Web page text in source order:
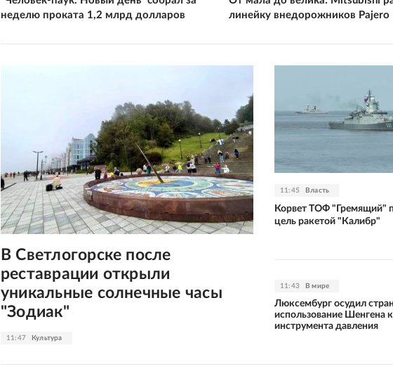
неделю проката 1,2 млрд долларов
линейку внедорожников Pajero
11:47 Культура
В Светлогорске после
реставрации открыли
уникальные солнечные часы
"Зодиак"
11:45 Власть
Корвет ТОФ "Гремящий"
цель ракетой "Калибр"
11:43 В мире
Люксембург осудил
использование Шенгена
инструмента давления